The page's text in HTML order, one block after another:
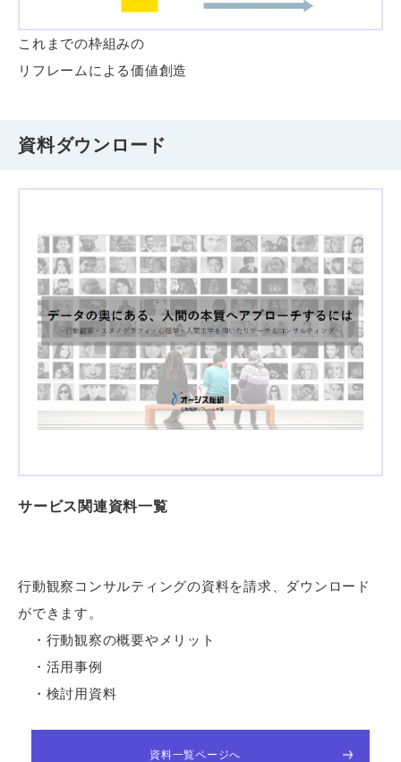
これまでの枠組みの
リフレームによる価値創造
資料ダウンロード
サービス関連資料一覧
行動観察コンサルティングの資料を請求、ダウンロード
ができます。
・行動観察の概要やメリット
・活用事例
・検討用資料
資料一覧ページへ